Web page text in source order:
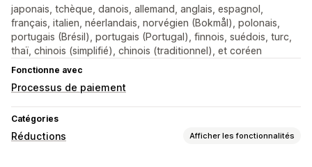
japonais, tchèque, danois, allemand, anglais, espagnol,
français, italien, néerlandais, norvégien (Bokmål), polonais,
portugais (Brésil), portugais (Portugal), finnois, suédois, turc,
thaï, chinois (simplifié), chinois (traditionnel), et coréen
Fonctionne avec
Processus de paiement
Catégories
Réductions Afficher les fonctionnalités